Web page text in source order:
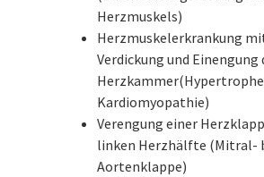
Herzmuskels)
Herzmuskelerkrankung
Verdickung und Einengung
Herzkammer(Hypertrophe
Kardiomyopathie)
Verengung einer
linken Herzhälfte (Mitral-
Aortenklappe)